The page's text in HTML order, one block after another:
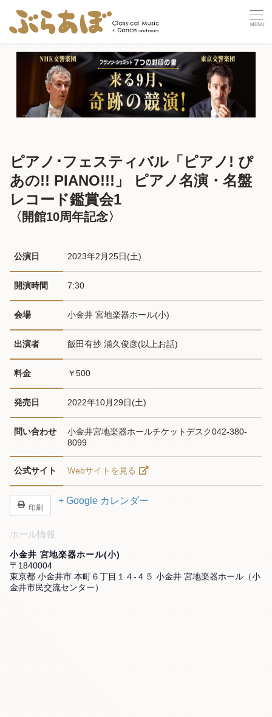
ピアノ･フェスティバル「ピアノ! ぴ
あの!! PIANO!!!」 ピアノ名演・名盤
レコード鑑賞会1
〈開館10周年記念〉
公演日 2023年2月25日(土)
開演時間 7:30
会場 小金井 宮地楽器ホール(小)
出演者 飯田有抄 浦久俊彦(以上お話)
料金 ￥500
発売日 2022年10月29日(土)
問い合わせ
小金井宮地楽器ホールチケットデスク042-380-
8099
公式サイト Webサイトを見る
印刷
+ Google カレンダー
ホール情報
小金井 宮地楽器ホール(小)
〒1840004
東京都 小金井市 本町６丁目１４-４５ 小金井 宮地楽器ホール（小
金井市民交流センター）